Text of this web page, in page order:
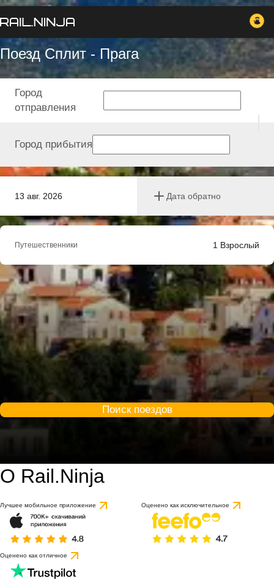
Поезд Сплит - Прага
13 авг. 2026 Дата обратно
Город
отправления
Город прибытия
Путешественники 1 Взрослый
Поиск поездов
О Rail.Ninja
Лучшее мобильное приложение Оценено как исключительное
Оценено как отличное